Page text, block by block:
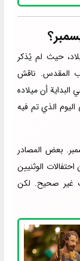
عيدًا للميلاد، حيث لم يُذكر
المقدس. ناقش
أن ميلاده
في اليوم الذي تم فيه
تم تغيير التاريخ إلى 25 ديسمبر. بعض المصادر
الوثنيين
غير صحيح. لكن